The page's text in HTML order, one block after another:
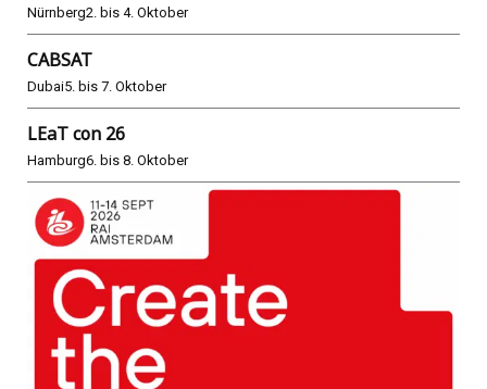
Nürnberg2. bis 4. Oktober
CABSAT
Dubai5. bis 7. Oktober
LEaT con 26
Hamburg6. bis 8. Oktober